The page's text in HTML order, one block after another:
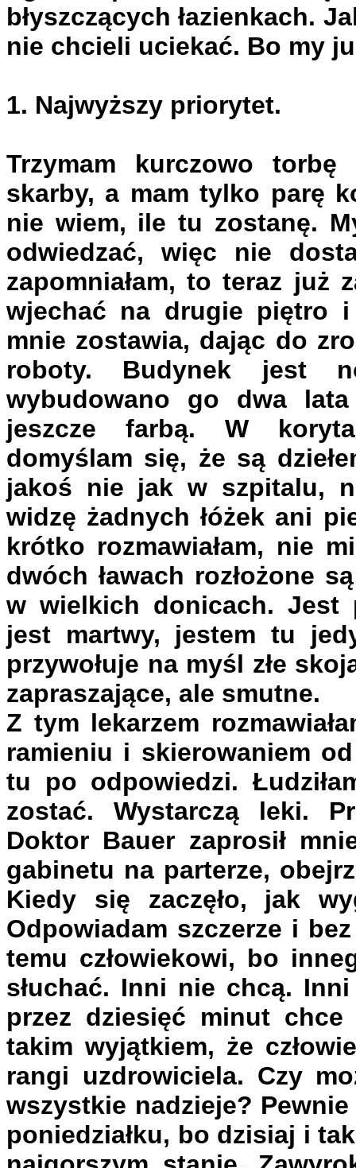
błyszczących łazienkach.
nie chcieli uciekać. Bo my
1. Najwyższy priorytet.
Trzymam kurczowo
skarby, a mam tylko parę
nie wiem, ile tu zostanę.
odwiedzać, więc nie
zapomniałam, to teraz już
wjechać na drugie piętro
mnie zostawia, dając do
roboty. Budynek jest
wybudowano go dwa
jeszcze farbą. W
domyślam się, że są
jakoś nie jak w szpitalu,
widzę żadnych łóżek ani
krótko rozmawiałam, nie
dwóch ławach rozłożone
w wielkich donicach. Jest
jest martwy, jestem tu
przywołuje na myśl złe
zapraszające, ale smutne.
Z tym lekarzem
ramieniu i skierowaniem
tu po odpowiedzi.
zostać. Wystarczą leki.
Doktor Bauer zaprosił
gabinetu na parterze,
Kiedy się zaczęło, jak
Odpowiadam szczerze i
temu człowiekowi, bo
słuchać. Inni nie chcą.
przez dziesięć minut
takim wyjątkiem, że
rangi uzdrowiciela. Czy
wszystkie nadzieje?
poniedziałku, bo dzisiaj i